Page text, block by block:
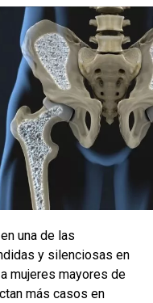
una de las
y silenciosas en
mujeres mayores de
más casos en